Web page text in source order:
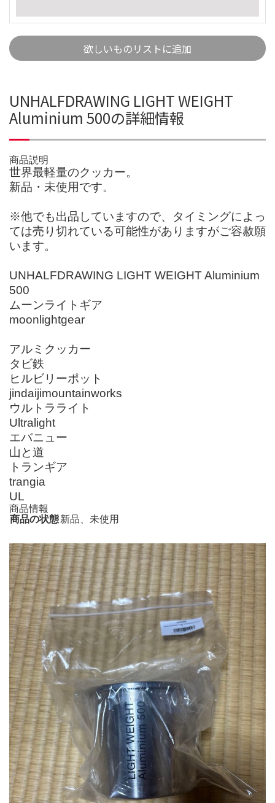
欲しいものリストに追加
UNHALFDRAWING LIGHT WEIGHT
Aluminium 500の詳細情報
商品説明
世界最軽量のクッカー。
新品・未使用です。
※他でも出品していますので、タイミングによっ
ては売り切れている可能性がありますがご容赦願
います。
UNHALFDRAWING LIGHT WEIGHT Aluminium
500
ムーンライトギア
moonlightgear
アルミクッカー
タビ鉄
ヒルビリーポット
jindaijimountainworks
ウルトラライト
Ultralight
エバニュー
山と道
トランギア
trangia
UL
商品情報
商品の状態新品、未使用